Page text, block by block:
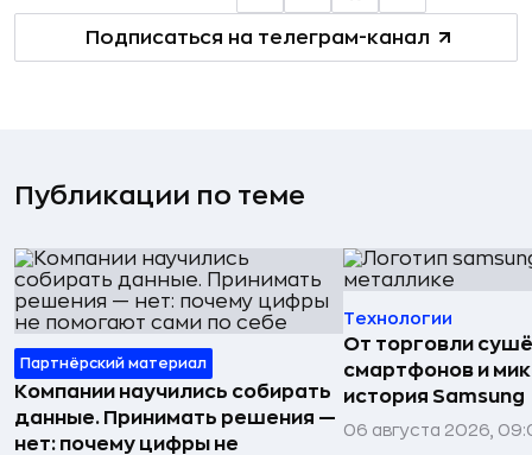
Подписаться на телеграм-канал
Публикации по теме
Партнёрский материал
Компании научились собирать
данные. Принимать решения —
нет: почему цифры не
Технологии
От торговли
смартфонов и
история Samsung
06 августа 2026,